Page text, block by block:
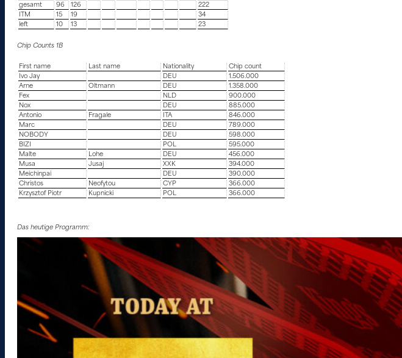
gesamt
96 126
222
ITM
15 19
34
left
10 13 23
Chip Counts 1B
First name Last name Nationality
Chip count
Ivo Jay
DEU
1.506.000
Arne
Oltmann DEU
1.358.000
Fex
NLD
900.000
Nox
DEU
885.000
Antonio
Fragale ITA
846.000
Marc
DEU
789.000
NOBODY
DEU
598.000
BIZI
POL
595.000
Malte
Lohe DEU
456.000
Musa
Jusaj XXK
394.000
Meichinpai
DEU
390.000
Christos
Neofytou CYP
366.000
Krzysztof Piotr
Kupnicki POL 366.000
Das heutige Programm: